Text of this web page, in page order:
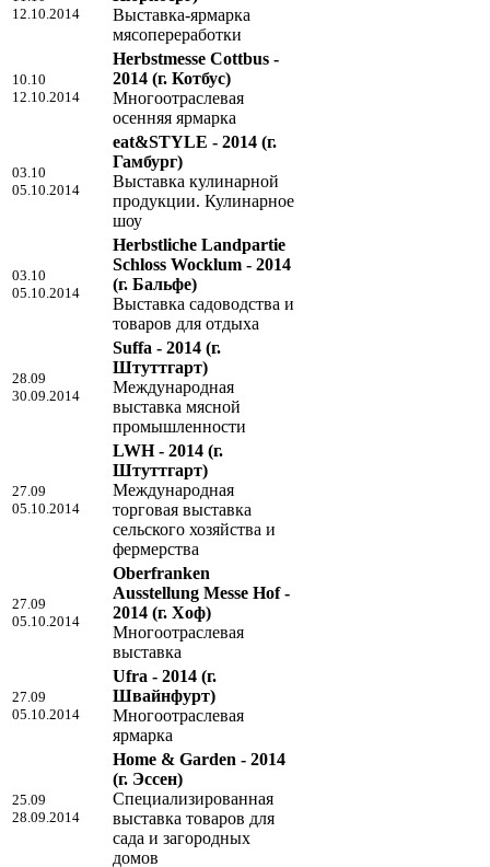
12.10.2014
Выставка-ярмарка
мясопереработки
10.10
12.10.2014
Herbstmesse Cottbus -
2014 (г. Котбус)
Многоотраслевая
осенняя ярмарка
03.10
05.10.2014
eat&STYLE - 2014 (г.
Гамбург)
Выставка кулинарной
продукции. Кулинарное
шоу
03.10
05.10.2014
Herbstliche Landpartie
Schloss Wocklum - 2014
(г. Бальфе)
Выставка садоводства и
товаров для отдыха
28.09
30.09.2014
Suffa - 2014 (г.
Штуттгарт)
Международная
выставка мясной
промышленности
27.09
05.10.2014
LWH - 2014 (г.
Штуттгарт)
Международная
торговая выставка
сельского хозяйства и
фермерства
27.09
05.10.2014
Oberfranken
Ausstellung Messe Hof -
2014 (г. Хоф)
Многоотраслевая
выставка
27.09
05.10.2014
Ufra - 2014 (г.
Швайнфурт)
Многоотраслевая
ярмарка
25.09
28.09.2014
Home & Garden - 2014
(г. Эссен)
Специализированная
выставка товаров для
сада и загородных
домов